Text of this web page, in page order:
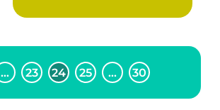
… 23 24 25 … 30